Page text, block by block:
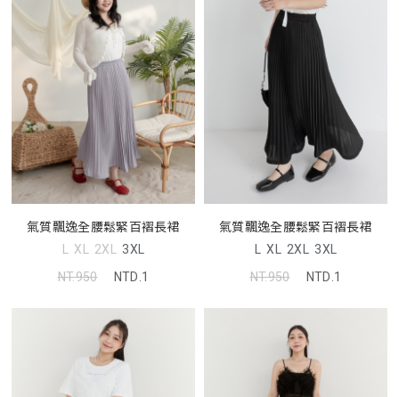
氣質飄逸全腰鬆緊百褶長裙
L XL 2XL 3XL
NT.950
NTD.1
氣質飄逸全腰鬆緊百褶長裙
L XL 2XL 3XL
NT.950
NTD.1